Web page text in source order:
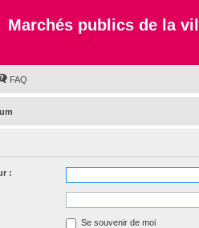
Marchés publics de la
FAQ
:
Se souvenir de moi